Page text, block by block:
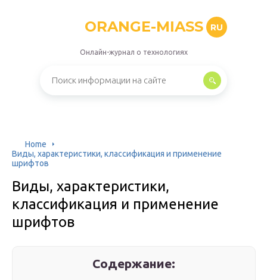
ORANGE-MIASS RU
Онлайн-журнал о технологиях
Home
Виды, характеристики, классификация и применение
шрифтов
Виды, характеристики,
классификация и применение
шрифтов
Содержание: